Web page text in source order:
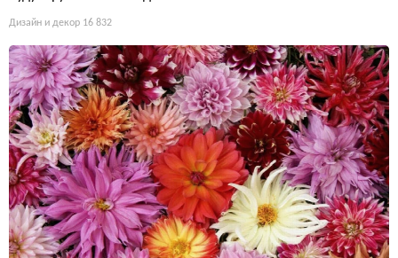
Дизайн и декор 16 832